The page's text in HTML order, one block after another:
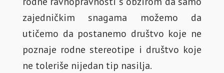
zajedničkim snagama možemo da
utičemo da postanemo društvo koje ne
poznaje rodne stereotipe i društvo koje
ne toleriše nijedan tip nasilja.